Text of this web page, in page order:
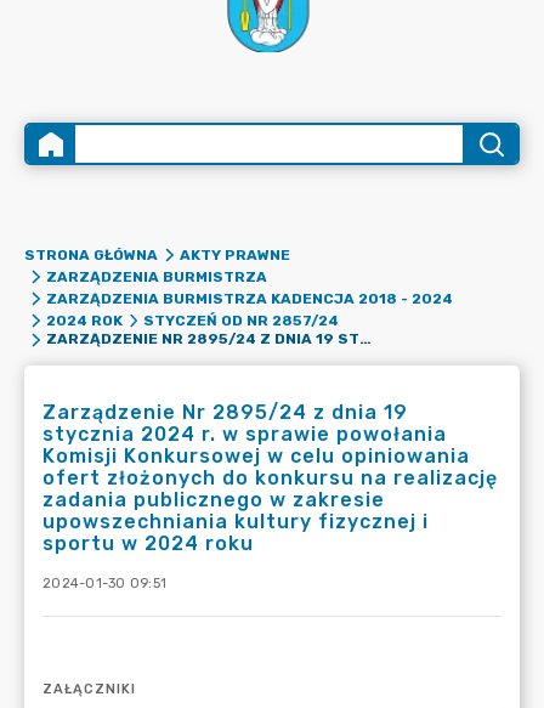
STRONA GŁÓWNA
AKTY PRAWNE
ZARZĄDZENIA BURMISTRZA
ZARZĄDZENIA BURMISTRZA KADENCJA 2018 - 2024
2024 ROK
STYCZEŃ OD NR 2857/24
ZARZĄDZENIE NR 2895/24 Z DNIA 19 STYCZNIA 2024 R. W SPRAWIE POWOŁANIA KOMISJI KONKURSOWEJ W CELU OPINIOWANIA OFERT ZŁOŻONYCH DO KONKURSU NA REALIZACJĘ ZADANIA PUBLICZNEGO W ZAKRESIE UPOWSZECHNIANIA KULTURY FIZYCZNEJ I SPORTU W 2024 ROKU
Zarządzenie Nr 2895/24 z dnia 19
stycznia 2024 r. w sprawie powołania
Komisji Konkursowej w celu opiniowania
ofert złożonych do konkursu na realizację
zadania publicznego w zakresie
upowszechniania kultury fizycznej i
sportu w 2024 roku
2024-01-30 09:51
ZAŁĄCZNIKI